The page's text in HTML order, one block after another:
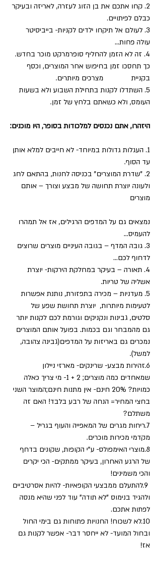
2. קחו אתכם את בן הזוג לעזרה, לאריזה ובעיקר
כבלם לפיתויים.
3. לעולם אל תיקחו ילדים לקניות- בייביסיטר
עולה פחות...
4. זה לא הזמן להחליף סופרמרקט מוכר בחדש.
כך תחסכו זמן בחיפוש אחר המוצרים, וכסף
בקניית              מצרכים מיותרים.
5. השתדלו לקנות בתחילת השבוע ולא בשעות
העומס, ולא כשאתם בלחץ של זמן.
היזהרו, אתם נכנסים למלכודות בסופר, היו מוכנים:
1. העגלות גדולות במיוחד- לא חייבים למלא אותן
עד הסוף.
2. "שדרת המוצרים" בכניסה לחנות, בהתאם לחג
ולעונה יוצרת תחושה של מבצע וצורך – אותם
מוצרים
נמצאים גם על המדפים הרגילים, אז אל תמהרו
להעמיס...
3. גובה המדף – בגובה העיניים מוצרים שרוצים
לדחוף לכם...
4. תאורה – בעיקר במחלקת הירקות- יוצרת
אשליה של טריות.
5. מעדניות – מכירה בתפזורת, נותנת אפשרות
לטעימות מיותרות,  יוצרת תחושת שפע של
סלטים, גבינות ונקניקים וגורמת לכם לקנות יותר
גם מהמבחר וגם בכמות. בפועל אותם המוצרים
נמכרים גם באריזות על המדפים(גבינה צהובה,
למשל).
6.זהירות מבצע- שרינקים- מארזי ניילון
שמאחדים כמה מוצרים; 2 + 1- מי צריך כאלה
כמויות? 20% חינם- אין מתנות חינם;המוצר השני
בחצי המחיר= הנחה של רבע בלבד! האם זה
משתלם?
7.ריחות מגרים של המאפייה והעוף בגריל –
מקדמי מכירות מוכרים.
8.מוצרי האימפולס- ע"י הקופות, שקונים בדחף
של הרגע האחרון, בעיקר ממתקים- הכי יקרים
והכי משמינים!
9.להתעלם ממבצעי הקופאיות- להיות אסרטיביים
ולהגיד בנימוס "לא תודה" עוד לפני שהיא מנסה
לפתות אתכם.
10.לא לשכוח! החנויות פתוחות גם בימי החול
ובחול המועד- לא ייחסר דבר- אפשר לקנות גם
אז!